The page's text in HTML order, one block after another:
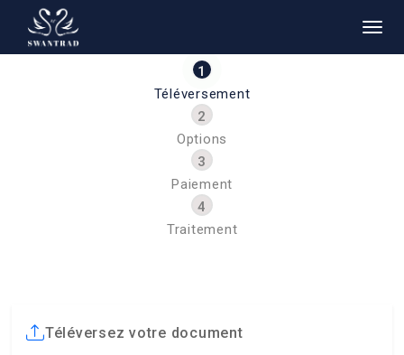
Téléversement
Options
Paiement
Traitement
Téléversez votre document